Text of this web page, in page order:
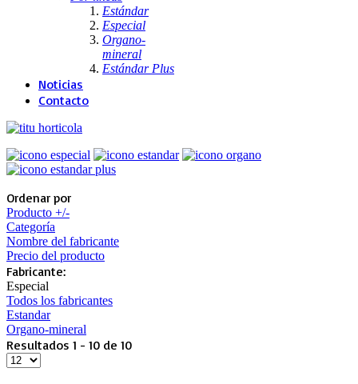
Estándar
Especial
Organo-
mineral
Estándar Plus
Noticias
Contacto
Ordenar por
Producto +/-
Categoría
Nombre del fabricante
Precio del producto
Fabricante:
Especial
Todos los fabricantes
Estandar
Organo-mineral
Resultados 1 - 10 de 10